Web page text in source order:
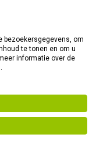
bezoekersgegevens, om
te tonen en om u
informatie over de